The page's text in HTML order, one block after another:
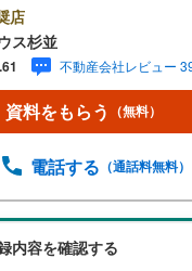
ら始まる「未来カレンダー
あろうご自宅リフォームを
レクラブ」。・不動産売却
させるCG加工ホームステイ
へ、税理士による確定申告の
ます。◆ご予約に際して◆日
内覧（居住中物件）の手配が
ご案内が可能となりますの
え・最寄駅での待ち合わせ
店
ス杉並
不動産会社レビュー
資料をもらう （無料）
電話する （通話料無料）
内容を確認する